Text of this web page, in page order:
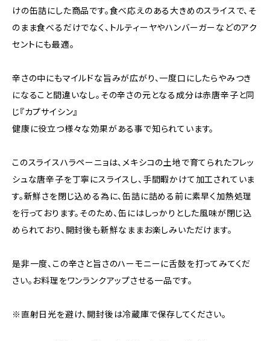
けの缶詰にした商品です。食べ応えのある大きめのスライスで、そ
のまま食べるだけでなく、トルティーヤやハンバーガーなどのアク
セントにも最適。
辛さの中にもマイルドな旨みが広がり、一度口にしたらやみつき
になること間違いなし。その辛さの元となる成分は赤唐辛子と同
じ『カプサイシン』
健康に役立つ様々な効果がある事で知られています。
このスライスハラペーニョは、メキシコの土地で育てられたフレッ
シュな唐辛子を丁寧にスライスし、手間暇かけて加工されていま
す。新鮮さを閉じ込める為に、缶詰に詰める前に素早く加熱処理
を行っております。そのため、缶にはしっかりとした風味が閉じ込
められており、開封後も新鮮なままお楽しみいただけます。
是非一度、この辛さと旨さのハーモニーに舌鼓を打ってみてくだ
さい。お料理をワンランクアップさせる一品です。
※直射日光を避け、開封後は冷蔵庫で保存してください。